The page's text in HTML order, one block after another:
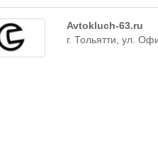
Avtokluch-63.ru
г. Тольятти, ул.